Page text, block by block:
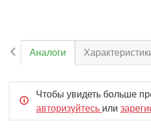
Аналоги
Чтобы увидеть больше
авторизуйтесь или